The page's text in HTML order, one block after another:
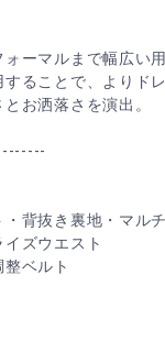
ーマルまで幅広い
ることで、よりド
お洒落さを演出。
背抜き裏地・マル
ズウエスト
ベルト